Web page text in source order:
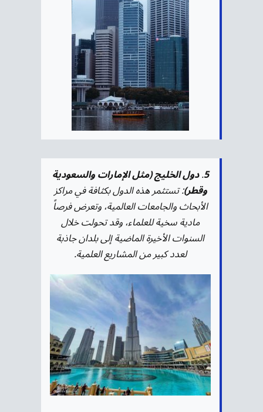
5
.دول الخليج (مثل الإمارات والسعودية
وقطر): تستثمر هذه الدول بكثافة في مراكز
الأبحاث والجامعات العالمية، وتعرض فرصاً
مادية سخية للعلماء، وقد تحولت خلال
السنوات الأخيرة الماضية إلى بلدان جاذبة
لعدد كبير من المشاريع العلمية.